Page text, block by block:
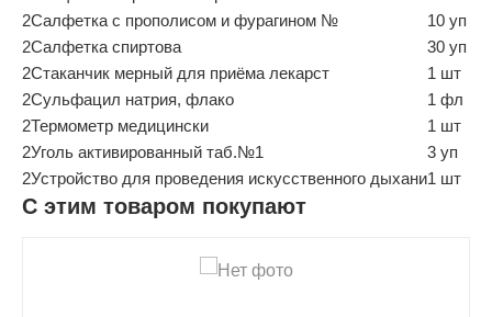
2Салфетка с прополисом и фурагином №
10 уп
2Салфетка спиртова
30 уп
2Стаканчик мерный для приёма лекарст
1 шт
2Сульфацил натрия, флако
1 фл
2Термометр медицински
1 шт
2Уголь активированный таб.№1
3 уп
2Устройство для проведения искусственного дыхани1 шт
С этим товаром покупают
shopping_cart В КОРЗИНУ